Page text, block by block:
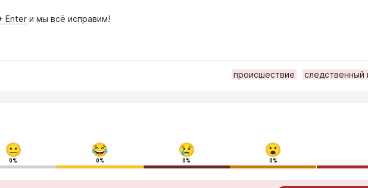
Enter и мы всё исправим!
происшествие следственный
0% 0% 0% 0%